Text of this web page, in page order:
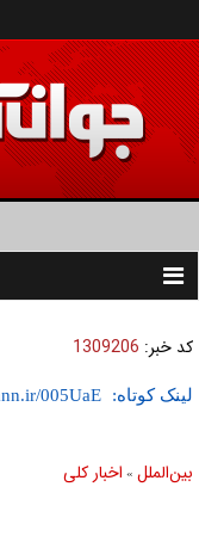
Toggle
کد خبر: 1309206
لینک کوتاه:
بين‌الملل » اخبار كلی